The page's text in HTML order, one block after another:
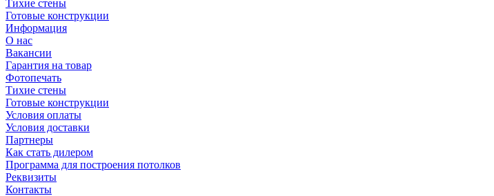
Тихие стены
Готовые конструкции
Информация
О нас
Вакансии
Гарантия на товар
Фотопечать
Тихие стены
Готовые конструкции
Условия оплаты
Условия доставки
Партнеры
Как стать дилером
Программа для построения потолков
Реквизиты
Контакты